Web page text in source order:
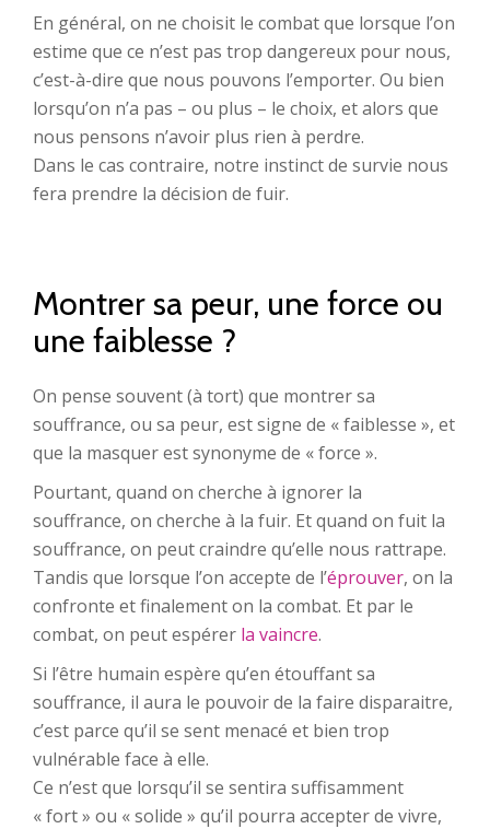
En général, on ne choisit le combat que lorsque l’on
estime que ce n’est pas trop dangereux pour nous,
c’est-à-dire que nous pouvons l’emporter. Ou bien
lorsqu’on n’a pas – ou plus – le choix, et alors que
nous pensons n’avoir plus rien à perdre.
Dans le cas contraire, notre instinct de survie nous
fera prendre la décision de fuir.
Montrer sa peur, une force ou
une faiblesse ?
On pense souvent (à tort) que montrer sa
souffrance, ou sa peur, est signe de « faiblesse », et
que la masquer est synonyme de « force ».
Pourtant, quand on cherche à ignorer la
souffrance, on cherche à la fuir. Et quand on fuit la
souffrance, on peut craindre qu’elle nous rattrape.
Tandis que lorsque l’on accepte de l’éprouver, on la
confronte et finalement on la combat. Et par le
combat, on peut espérer la vaincre.
Si l’être humain espère qu’en étouffant sa
souffrance, il aura le pouvoir de la faire disparaitre,
c’est parce qu’il se sent menacé et bien trop
vulnérable face à elle.
Ce n’est que lorsqu’il se sentira suffisamment
« fort » ou « solide » qu’il pourra accepter de vivre,